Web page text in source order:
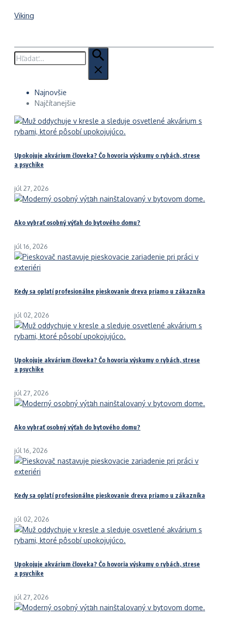
Viking
Hľadať:
Najnovšie
Najčítanejšie
Upokojuje akvárium človeka? Čo hovoria výskumy o rybách, strese
a psychike
júl 27, 2026
Ako vybrať osobný výťah do bytového domu?
júl 16, 2026
Kedy sa oplatí profesionálne pieskovanie dreva priamo u zákazníka
júl 02, 2026
Upokojuje akvárium človeka? Čo hovoria výskumy o rybách, strese
a psychike
júl 27, 2026
Ako vybrať osobný výťah do bytového domu?
júl 16, 2026
Kedy sa oplatí profesionálne pieskovanie dreva priamo u zákazníka
júl 02, 2026
Upokojuje akvárium človeka? Čo hovoria výskumy o rybách, strese
a psychike
júl 27, 2026